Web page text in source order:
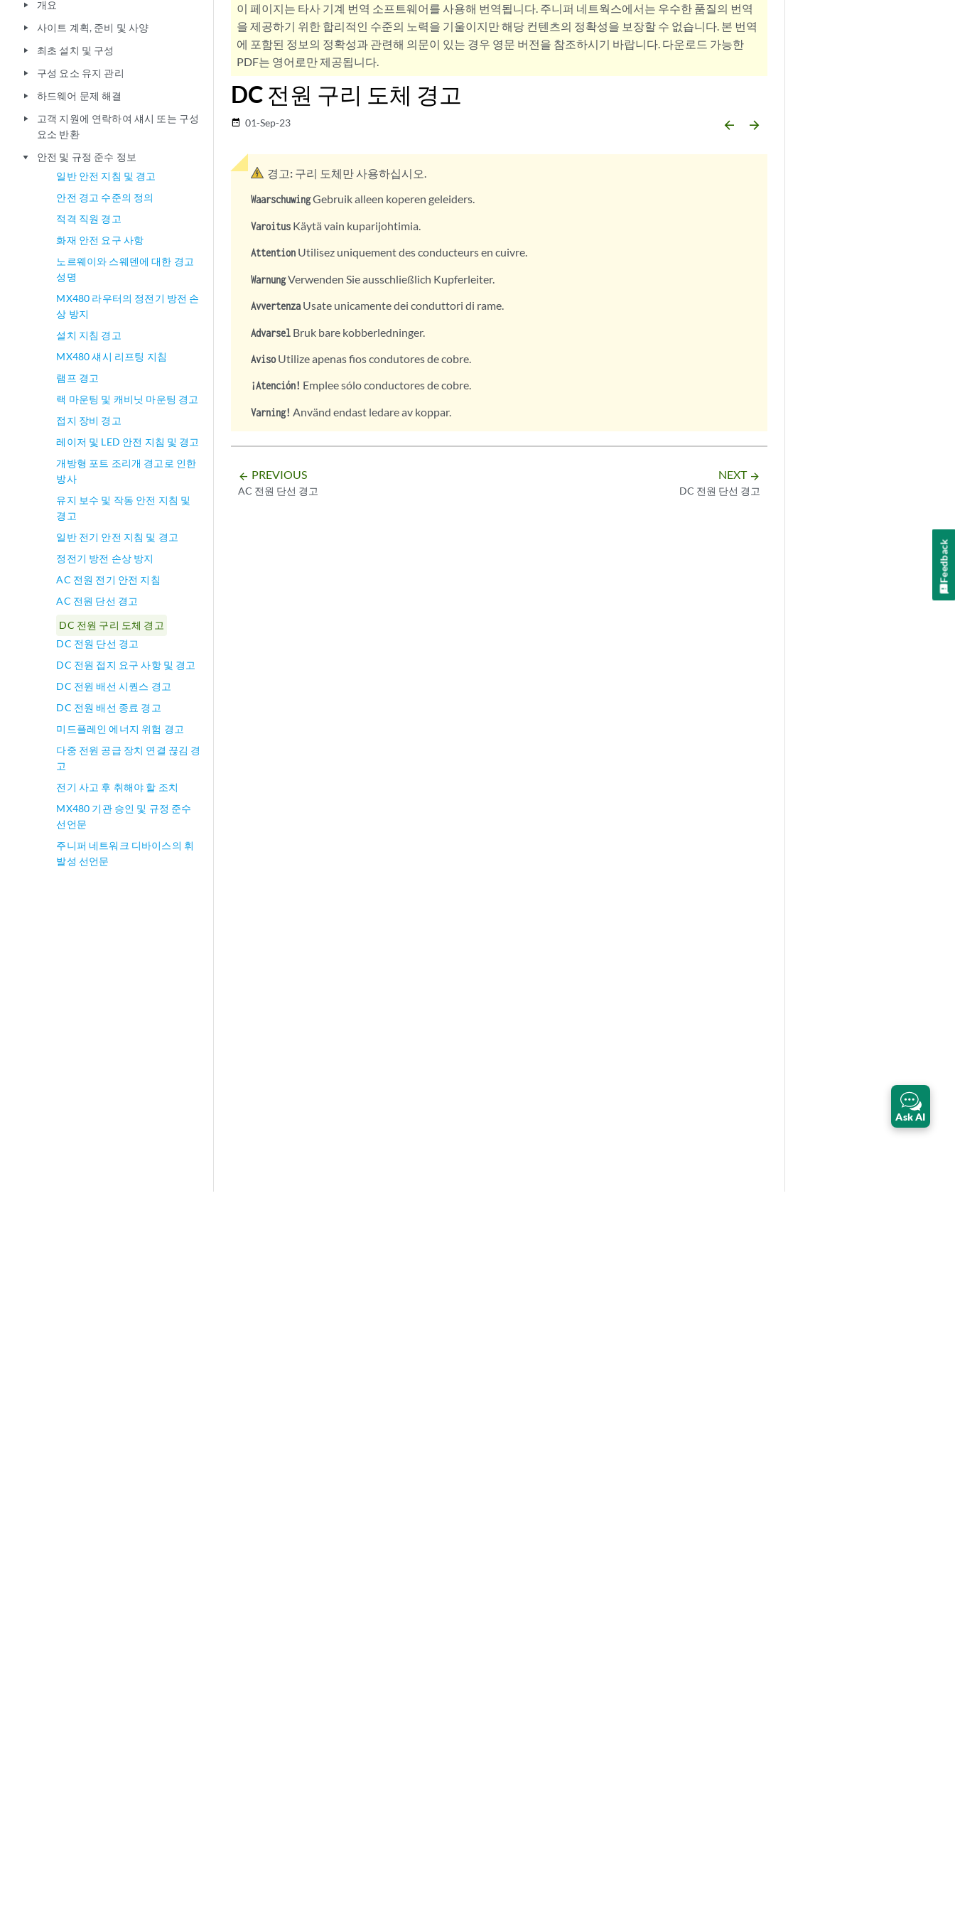
play_arrow 개요
play_arrow 사이트 계획, 준비 및 사양
play_arrow 최초 설치 및 구성
play_arrow 구성 요소 유지 관리
play_arrow 하드웨어 문제 해결
play_arrow
고객 지원에 연락하여 섀시 또는 구성
요소 반환
play_arrow
안전 및 규정 준수 정보
일반 안전 지침 및 경고
안전 경고 수준의 정의
적격 직원 경고
화재 안전 요구 사항
노르웨이와 스웨덴에 대한 경고
성명
MX480 라우터의 정전기 방전 손
상 방지
설치 지침 경고
MX480 섀시 리프팅 지침
램프 경고
랙 마운팅 및 캐비닛 마운팅 경고
접지 장비 경고
레이저 및 LED 안전 지침 및 경고
개방형 포트 조리개 경고로 인한
방사
유지 보수 및 작동 안전 지침 및
경고
일반 전기 안전 지침 및 경고
정전기 방전 손상 방지
AC 전원 전기 안전 지침
AC 전원 단선 경고
DC 전원 구리 도체 경고
DC 전원 단선 경고
DC 전원 접지 요구 사항 및 경고
DC 전원 배선 시퀀스 경고
DC 전원 배선 종료 경고
미드플레인 에너지 위험 경고
다중 전원 공급 장치 연결 끊김 경
고
전기 사고 후 취해야 할 조치
MX480 기관 승인 및 규정 준수
선언문
주니퍼 네트워크 디바이스의 휘
발성 선언문
이 페이지는 타사 기계 번역 소프트웨어를 사용해 번역됩니다. 주니퍼 네트웍스에서는 우수한 품질의 번역
을 제공하기 위한 합리적인 수준의 노력을 기울이지만 해당 컨텐츠의 정확성을 보장할 수 없습니다. 본 번역
에 포함된 정보의 정확성과 관련해 의문이 있는 경우 영문 버전을 참조하시기 바랍니다. 다운로드 가능한
PDF는 영어로만 제공됩니다.
DC 전원 구리 도체 경고
date_range 01-Sep-23 arrow_backward arrow_forward
경고: 구리 도체만 사용하십시오.
WaarschuwingGebruik alleen koperen geleiders.
Varoitus Käytä vain kuparijohtimia.
Attention Utilisez uniquement des conducteurs en cuivre.
WarnungVerwenden Sie ausschließlich Kupferleiter.
Avvertenza Usate unicamente dei conduttori di rame.
Advarsel Bruk bare kobberledninger.
AvisoUtilize apenas fios condutores de cobre.
¡Atención! Emplee sólo conductores de cobre.
Varning! Använd endast ledare av koppar.
arrow_backward PREVIOUS
AC 전원 단선 경고
NEXT arrow_forward
DC 전원 단선 경고
Ask AI
Feedback